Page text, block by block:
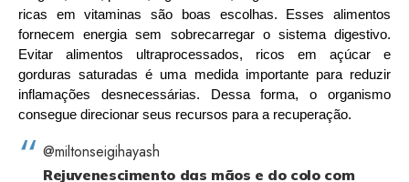
ricas em vitaminas são boas escolhas. Esses alimentos
fornecem energia sem sobrecarregar o sistema digestivo.
Evitar alimentos ultraprocessados, ricos em açúcar e
gorduras saturadas é uma medida importante para reduzir
inflamações desnecessárias. Dessa forma, o organismo
consegue direcionar seus recursos para a recuperação.
@miltonseigihayash
Rejuvenescimento das mãos e do colo com